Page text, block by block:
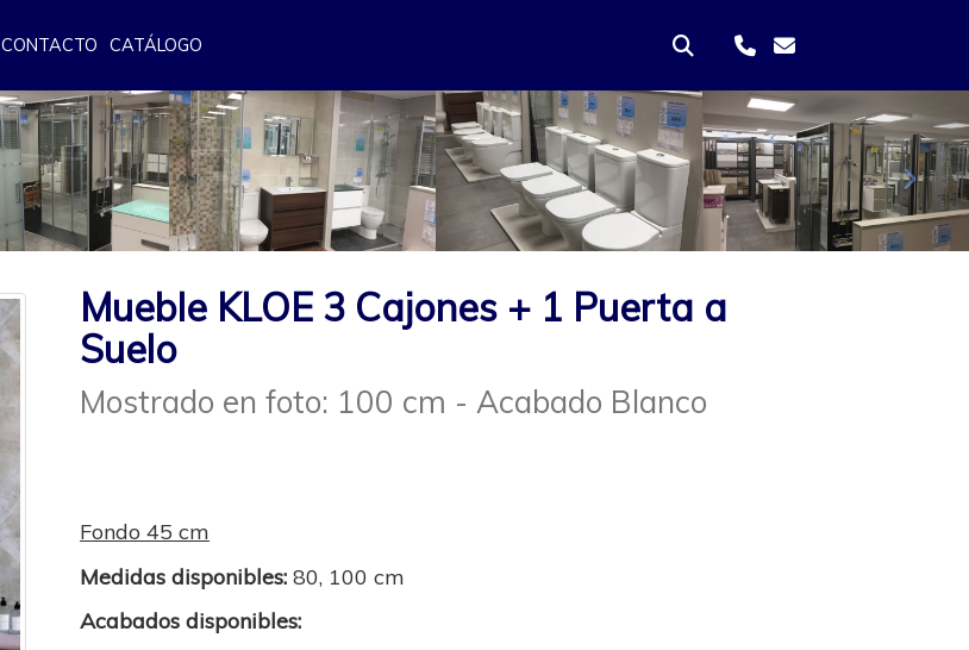
CONTACTO CATÁLOGO
Mueble KLOE 3 Cajones + 1 Puerta a
Suelo
Mostrado en foto: 100 cm - Acabado Blanco
Fondo 45 cm
Medidas disponibles: 80, 100 cm
Acabados disponibles: